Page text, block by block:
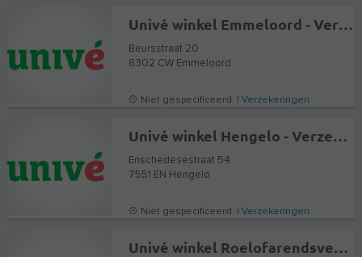
Univé winkel Emmeloord - Verzekeringen en Hypotheekadvies
Beursstraat 20
8302 CW Emmeloord
Niet gespecificeerd |Verzekeringen
Univé winkel Hengelo - Verzekeringen en Hypotheekadvies
Enschedesestraat 54
7551 EN Hengelo
Niet gespecificeerd |Verzekeringen
Univé winkel Roelofarendsveen - Verzekeringen en Hypotheekadvies